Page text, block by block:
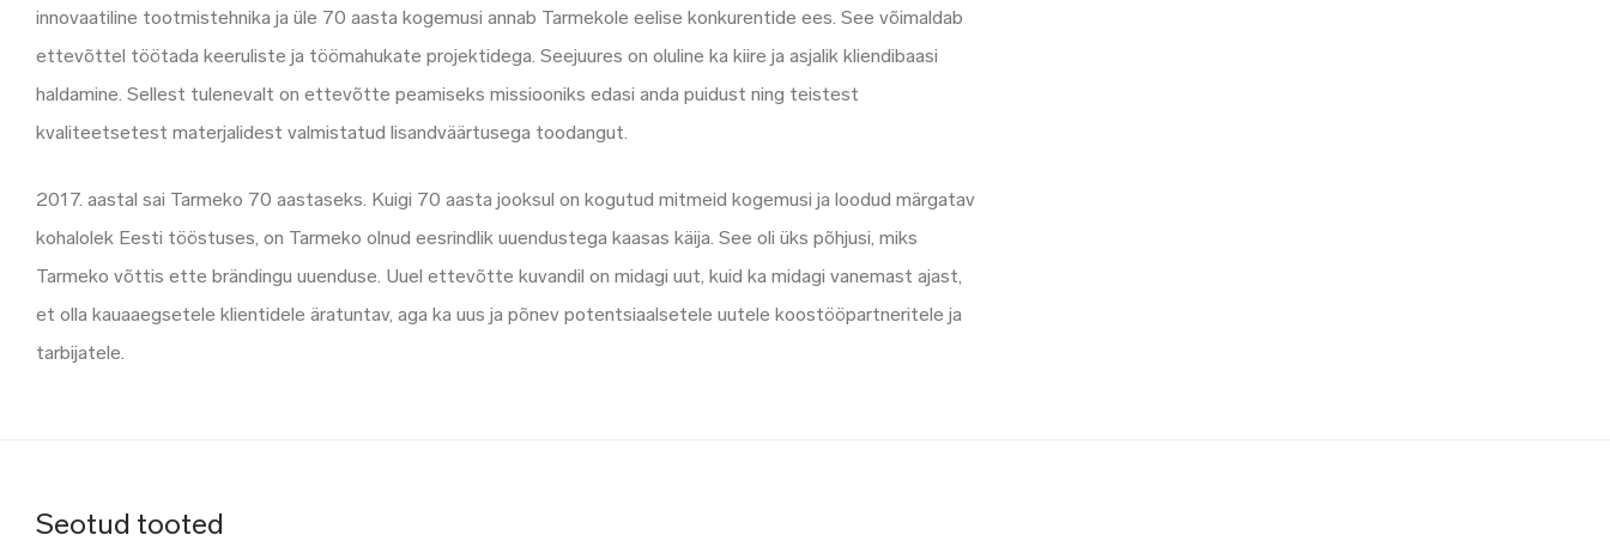
innovaatiline tootmistehnika ja üle 70 aasta kogemusi annab Tarmekole eelise konkurentide ees. See võimaldab
ettevõttel töötada keeruliste ja töömahukate projektidega. Seejuures on oluline ka kiire ja asjalik kliendibaasi
haldamine. Sellest tulenevalt on ettevõtte peamiseks missiooniks edasi anda puidust ning teistest
kvaliteetsetest materjalidest valmistatud lisandväärtusega toodangut.
2017. aastal sai Tarmeko 70 aastaseks. Kuigi 70 aasta jooksul on kogutud mitmeid kogemusi ja loodud märgatav
kohalolek Eesti tööstuses, on Tarmeko olnud eesrindlik uuendustega kaasas käija. See oli üks põhjusi, miks
Tarmeko võttis ette brändingu uuenduse. Uuel ettevõtte kuvandil on midagi uut, kuid ka midagi vanemast ajast,
et olla kauaaegsetele klientidele äratuntav, aga ka uus ja põnev potentsiaalsetele uutele koostööpartneritele ja
tarbijatele.
Seotud tooted